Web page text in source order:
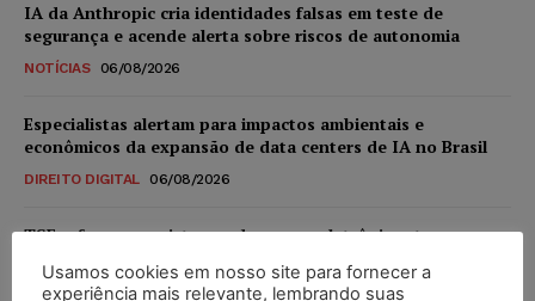
IA da Anthropic cria identidades falsas em teste de
segurança e acende alerta sobre riscos de autonomia
NOTÍCIAS 06/08/2026
Especialistas alertam para impactos ambientais e
econômicos da expansão de data centers de IA no Brasil
DIREITO DIGITAL 06/08/2026
TSE reforça que sistemas das urnas eletrônicas tornam-se
NOTÍCIAS 06/08/2026
Usamos cookies em nosso site para fornecer a
experiência mais relevante, lembrando suas